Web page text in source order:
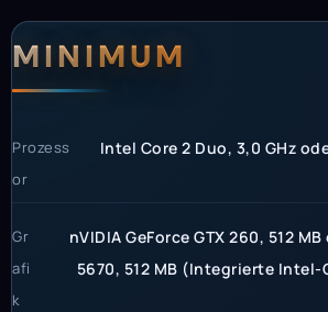
MINIMUM
Prozess
or
Intel Core 2 Duo, 3,0 GHz
Gr
afi
k
nVIDIA GeForce GTX 260, 512
5670, 512 MB (Integrierte